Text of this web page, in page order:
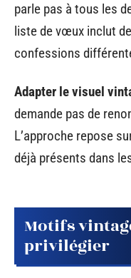
parle pas à tous les
liste de vœux inclut
confessions
Adapter le visuel
demande pas de
L’approche repose
déjà présents dans
Motifs
privilégier